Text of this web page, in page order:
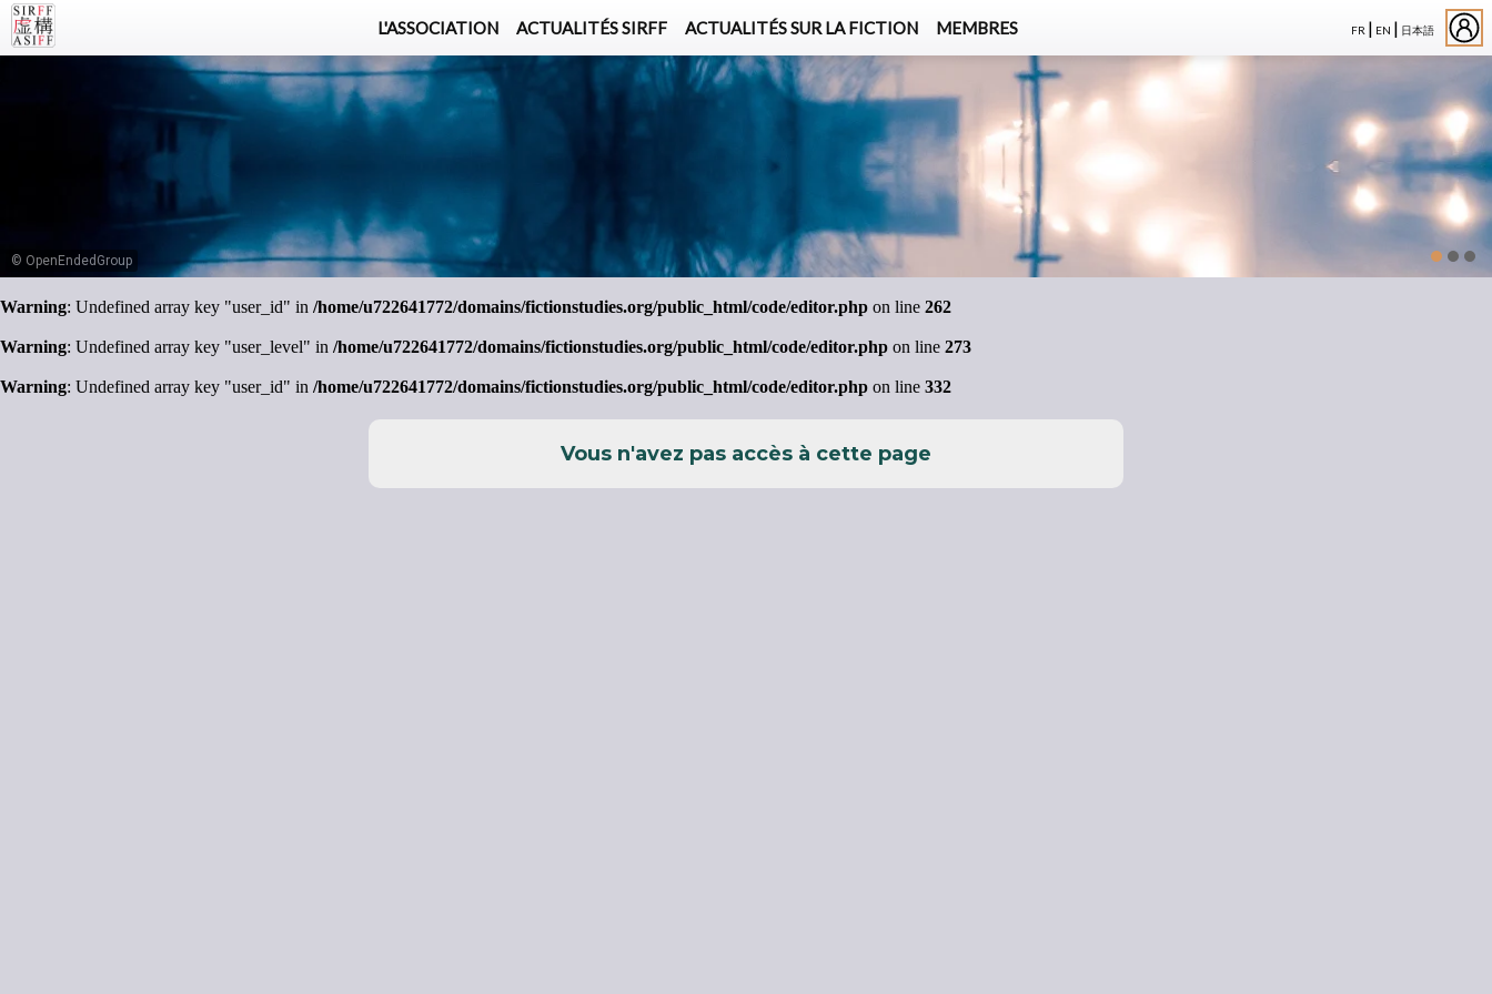
L'ASSOCIATION ACTUALITÉS SIRFF ACTUALITÉS SUR LA FICTION MEMBRES FR | EN | 日本語
L'ASSOCIATION
À PROPOS
ACTUALITÉS SIRFF
MEMBRES FONDATEURS
LES MEMBRES
© OpenEndedGroup
Warning: Undefined array key "user_id" in /home/u722641772/domains/fictionstudies.org/public_html/code/editor.php on line 262
Warning: Undefined array key "user_level" in /home/u722641772/domains/fictionstudies.org/public_html/code/editor.php on line 273
Warning: Undefined array key "user_id" in /home/u722641772/domains/fictionstudies.org/public_html/code/editor.php on line 332
Vous n'avez pas accès à cette page